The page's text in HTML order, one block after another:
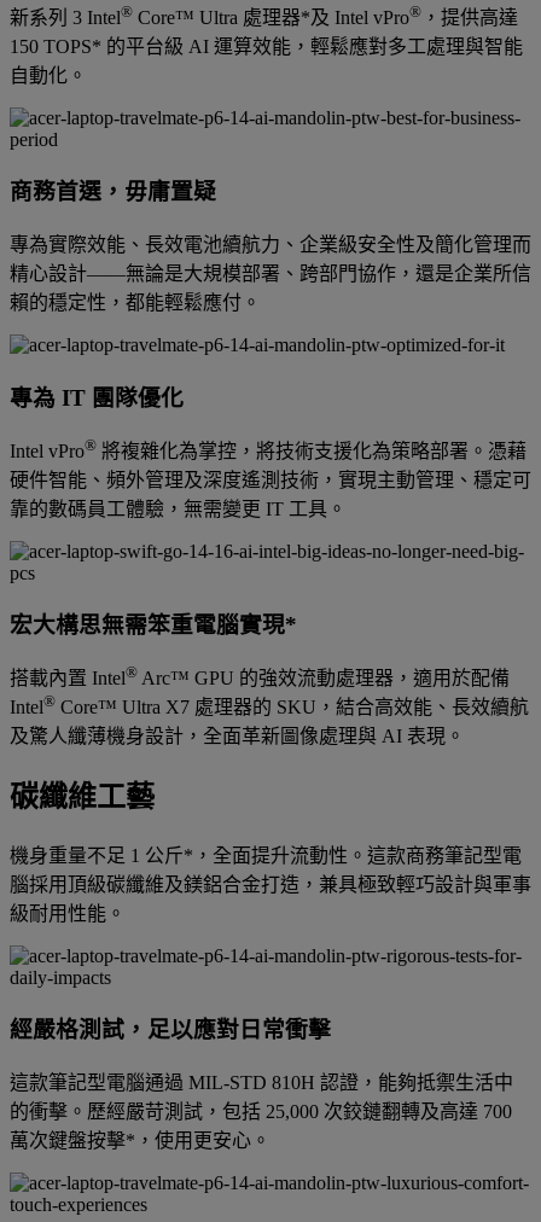
新系列 3 Intel® Core™ Ultra 處理器*及 Intel vPro® ，提供高達
150 TOPS* 的平台級 AI 運算效能，輕鬆應對多工處理與智能
自動化。
商務首選，毋庸置疑
專為實際效能、長效電池續航力、企業級安全性及簡化管理而
精心設計——無論是大規模部署、跨部門協作，還是企業所信
賴的穩定性，都能輕鬆應付。
專為 IT 團隊優化
Intel vPro® 將複雜化為掌控，將技術支援化為策略部署。憑藉
硬件智能、頻外管理及深度遙測技術，實現主動管理、穩定可
靠的數碼員工體驗，無需變更 IT 工具。
宏大構思無需笨重電腦實現*
搭載內置 Intel® Arc™ GPU 的強效流動處理器，適用於配備
Intel® Core™ Ultra X7 處理器的 SKU，結合高效能、長效續航
及驚人纖薄機身設計，全面革新圖像處理與 AI 表現。
碳纖維工藝
機身重量不足 1 公斤*，全面提升流動性。這款商務筆記型電
腦採用頂級碳纖維及鎂鋁合金打造，兼具極致輕巧設計與軍事
級耐用性能。
經嚴格測試，足以應對日常衝擊
這款筆記型電腦通過 MIL-STD 810H 認證，能夠抵禦生活中
的衝擊。歷經嚴苛測試，包括 25,000 次鉸鏈翻轉及高達 700
萬次鍵盤按擊*，使用更安心。